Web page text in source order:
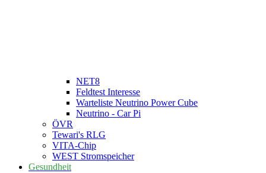
NET8
Feldtest Interesse
Warteliste Neutrino Power Cube
Neutrino - Car Pi
ÖVR
Tewari's RLG
VITA-Chip
WEST Stromspeicher
Gesundheit